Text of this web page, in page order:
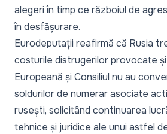
alegeri în timp ce războiul de
în desfășurare.
Eurodeputații reafirmă că Rusia
costurile distrugerilor provocate
Europeană și Consiliul nu au
soldurilor de numerar asociate
rusești, solicitând continuarea
tehnice și juridice ale unui astfel